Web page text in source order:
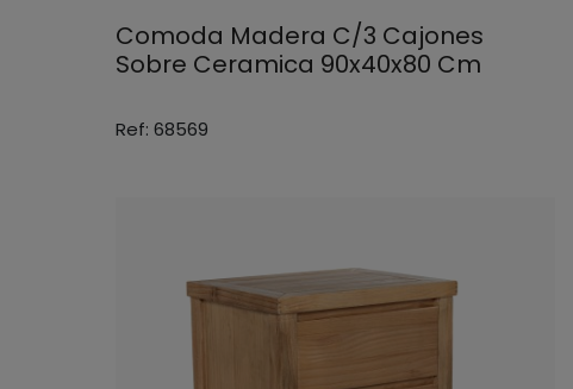
Comoda Madera C/3 Cajones
Sobre Ceramica 90x40x80 Cm
Ref: 68569